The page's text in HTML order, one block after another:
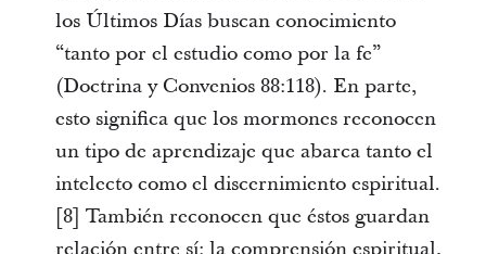
los Últimos Días buscan conocimiento
“tanto por el estudio como por la fe”
(Doctrina y Convenios 88:118). En parte,
esto significa que los mormones reconocen
un tipo de aprendizaje que abarca tanto el
intelecto como el discernimiento espiritual.
[8] También reconocen que éstos guardan